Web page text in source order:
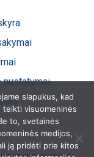
nustatymai
slapukus, kad
teikti visuomeninės
to, svetainės
medijos,
ją pridėti prie kitos